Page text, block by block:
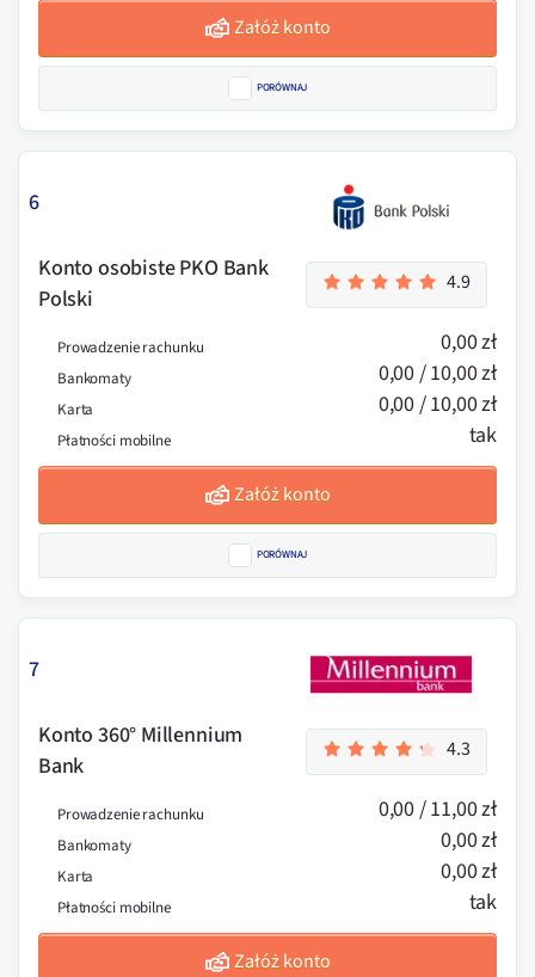
Załóż konto
PORÓWNAJ
6
Konto osobiste PKO Bank
Polski
4.9
Prowadzenie rachunku 0,00 zł
Bankomaty 0,00 / 10,00 zł
Karta 0,00 / 10,00 zł
Płatności mobilne tak
Załóż konto
PORÓWNAJ
7
Konto 360° Millennium
Bank
4.3
Prowadzenie rachunku 0,00 / 11,00 zł
Bankomaty 0,00 zł
Karta 0,00 zł
Płatności mobilne tak
Załóż konto